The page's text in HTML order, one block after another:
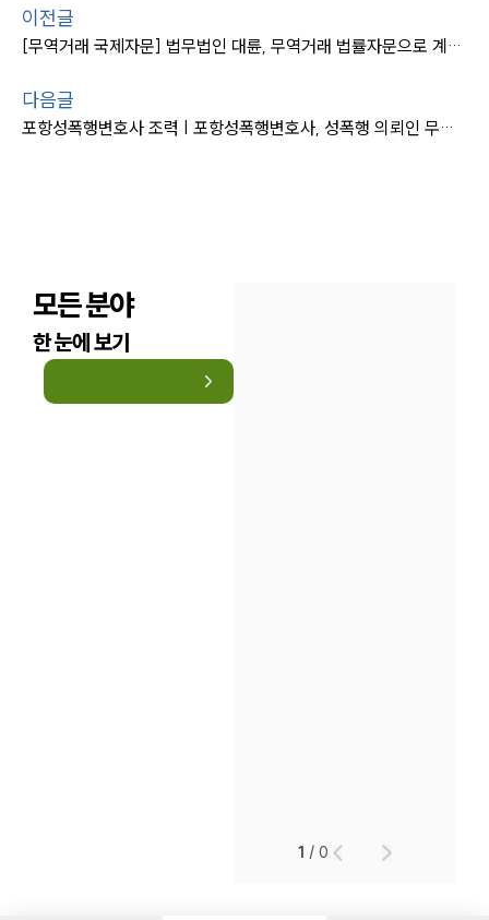
이전글
[무역거래 국제자문] 법무법인 대륜, 무역거래 법률자문으로 계약 검토 및 이후 분쟁 해결
다음글
포항성폭행변호사 조력 | 포항성폭행변호사, 성폭행 의뢰인 무죄 입증
모든 분야
한 눈에 보기
1 /0